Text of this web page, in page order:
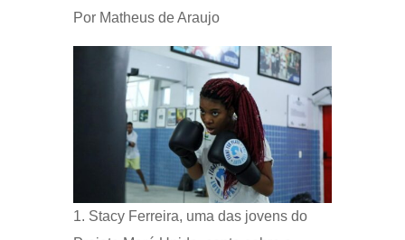
Por Matheus de Araujo
1. Stacy Ferreira, uma das jovens do